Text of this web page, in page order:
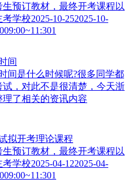
预订教材，最终开考课程以
学校2025-10-252025-10-
间
间是什么时候呢?很多同学都
，对此不是很清楚，今天浙
了相关的资讯内容
拟开考理论课程
预订教材，最终开考课程以
学校2025-04-122025-04-